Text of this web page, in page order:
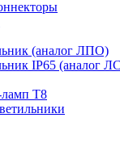
(аналог ЛПО)
IP65 (аналог
T8